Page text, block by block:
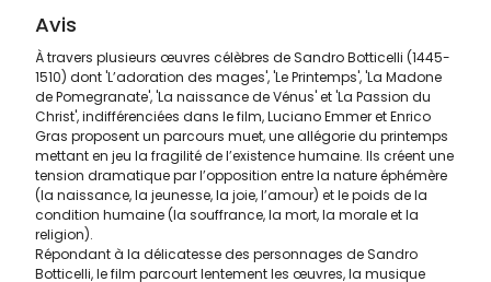
Avis
À travers plusieurs œuvres célèbres de Sandro Botticelli (1445-
1510) dont 'L’adoration des mages', 'Le Printemps', 'La Madone
de Pomegranate', 'La naissance de Vénus' et 'La Passion du
Christ', indifférenciées dans le film, Luciano Emmer et Enrico
Gras proposent un parcours muet, une allégorie du printemps
mettant en jeu la fragilité de l’existence humaine. Ils créent une
tension dramatique par l’opposition entre la nature éphémère
(la naissance, la jeunesse, la joie, l’amour) et le poids de la
condition humaine (la souffrance, la mort, la morale et la
religion).
Répondant à la délicatesse des personnages de Sandro
Botticelli, le film parcourt lentement les œuvres, la musique